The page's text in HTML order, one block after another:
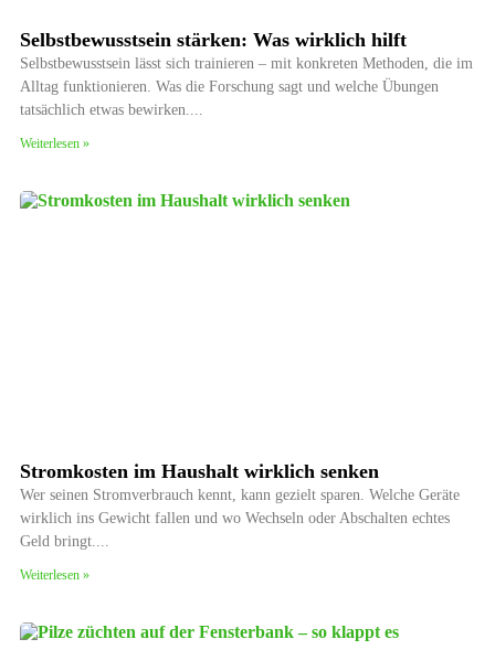
Selbstbewusstsein stärken: Was wirklich hilft
Selbstbewusstsein lässt sich trainieren – mit konkreten Methoden, die im
Alltag funktionieren. Was die Forschung sagt und welche Übungen
tatsächlich etwas bewirken.
Weiterlesen »
Stromkosten im Haushalt wirklich senken
Wer seinen Stromverbrauch kennt, kann gezielt sparen. Welche Geräte
wirklich ins Gewicht fallen und wo Wechseln oder Abschalten echtes
Geld bringt.
Weiterlesen »